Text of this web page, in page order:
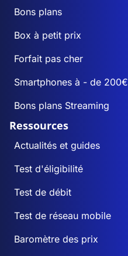
Bons plans
Box à petit prix
Forfait pas cher
Smartphones à - de 200€
Bons plans Streaming
Ressources
Actualités et guides
Test d'éligibilité
Test de débit
Test de réseau mobile
Baromètre des prix